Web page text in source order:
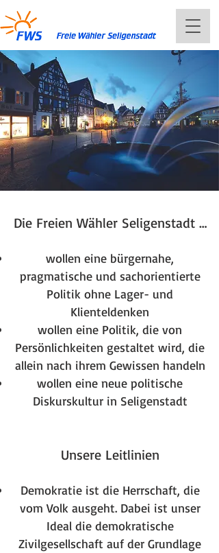
Die Freien Wähler Seligenstadt …
wollen eine bürgernahe,
pragmatische und sachorientierte
Politik ohne Lager- und
Klienteldenken
wollen eine Politik, die von
Persönlichkeiten gestaltet wird, die
allein nach ihrem Gewissen handeln
wollen eine neue politische
Diskurskultur in Seligenstadt
Unsere Leitlinien
Demokratie ist die Herrschaft, die
vom Volk ausgeht. Dabei ist unser
Ideal die demokratische
Zivilgesellschaft auf der Grundlage